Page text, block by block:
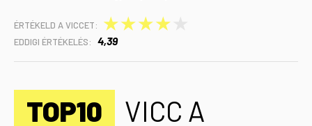
ÉRTÉKELD A VICCET: ★
★
★
★
EDDIGI ÉRTÉKELÉS: 4,39
TOP10
VICC A